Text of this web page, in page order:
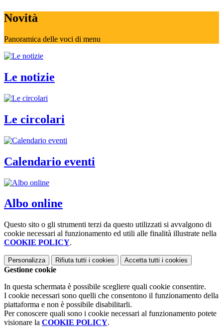
Novità
Panoramica delle voci di menu
Le notizie
Le circolari
Calendario eventi
Albo online
Questo sito o gli strumenti terzi da questo utilizzati si avvalgono di
cookie necessari al funzionamento ed utili alle finalità illustrate nella
COOKIE POLICY.
Personalizza Rifiuta tutti i cookies Accetta tutti i cookies
Gestione cookie
In questa schermata è possibile scegliere quali cookie consentire.
I cookie necessari sono quelli che consentono il funzionamento della
piattaforma e non è possibile disabilitarli.
Per conoscere quali sono i cookie necessari al funzionamento potete
visionare la COOKIE POLICY.